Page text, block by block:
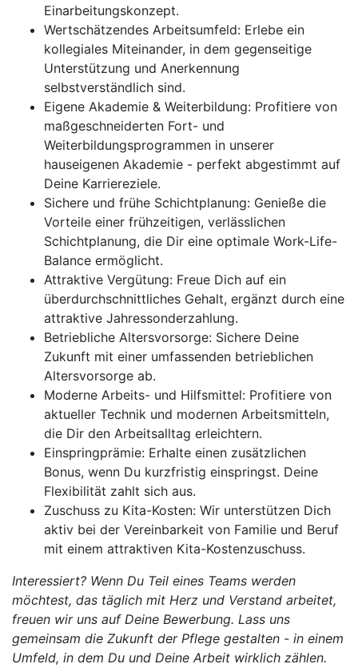
Einarbeitungskonzept.
Wertschätzendes Arbeitsumfeld: Erlebe ein
kollegiales Miteinander, in dem gegenseitige
Unterstützung und Anerkennung
selbstverständlich sind.
Eigene Akademie & Weiterbildung: Profitiere von
maßgeschneiderten Fort- und
Weiterbildungsprogrammen in unserer
hauseigenen Akademie - perfekt abgestimmt auf
Deine Karriereziele.
Sichere und frühe Schichtplanung: Genieße die
Vorteile einer frühzeitigen, verlässlichen
Schichtplanung, die Dir eine optimale Work-Life-
Balance ermöglicht.
Attraktive Vergütung: Freue Dich auf ein
überdurchschnittliches Gehalt, ergänzt durch eine
attraktive Jahressonderzahlung.
Betriebliche Altersvorsorge: Sichere Deine
Zukunft mit einer umfassenden betrieblichen
Altersvorsorge ab.
Moderne Arbeits- und Hilfsmittel: Profitiere von
aktueller Technik und modernen Arbeitsmitteln,
die Dir den Arbeitsalltag erleichtern.
Einspringprämie: Erhalte einen zusätzlichen
Bonus, wenn Du kurzfristig einspringst. Deine
Flexibilität zahlt sich aus.
Zuschuss zu Kita-Kosten: Wir unterstützen Dich
aktiv bei der Vereinbarkeit von Familie und Beruf
mit einem attraktiven Kita-Kostenzuschuss.
Interessiert? Wenn Du Teil eines Teams werden
möchtest, das täglich mit Herz und Verstand arbeitet,
freuen wir uns auf Deine Bewerbung. Lass uns
gemeinsam die Zukunft der Pflege gestalten - in einem
Umfeld, in dem Du und Deine Arbeit wirklich zählen.